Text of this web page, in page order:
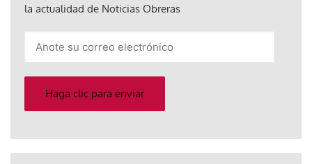
la actualidad de Noticias Obreras
electrónico
Haga clic para enviar